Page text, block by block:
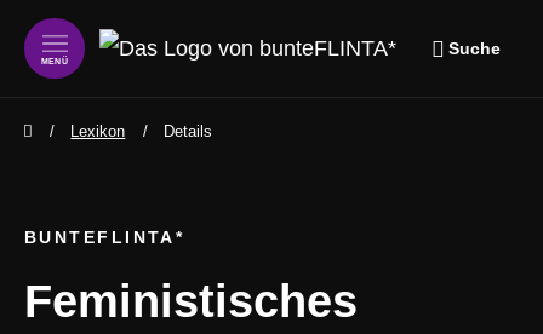
MENÜ
Suche
zum Inhalt springen
Lexikon Details
BUNTEFLINTA*
Feministisches